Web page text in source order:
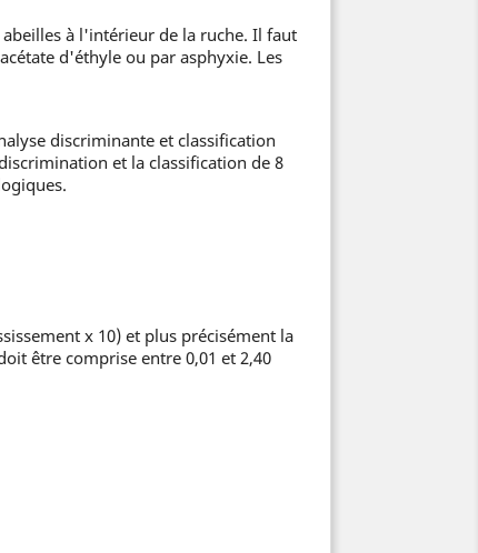
à l'intérieur de la ruche. Il faut
d'éthyle ou par asphyxie. Les
discriminante et classification
et la classification de 8
x 10) et plus précisément la
être comprise entre 0,01 et 2,40